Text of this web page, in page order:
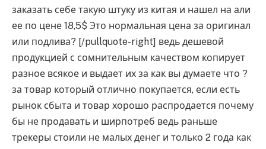
заказать себе такую штуку из китая и нашел на али
ее по цене 18,5$ Это нормальная цена за оригинал
или подлива? [/pullquote-right] ведь дешевой
продукцией с сомнительным качеством копирует
разное всякое и выдает их за как вы думаете что ?
за товар который отлично покупается, если есть
рынок сбыта и товар хорошо распродается почему
бы не продавать и ширпотреб ведь раньше
трекеры стоили не малых денег и только 2 года как